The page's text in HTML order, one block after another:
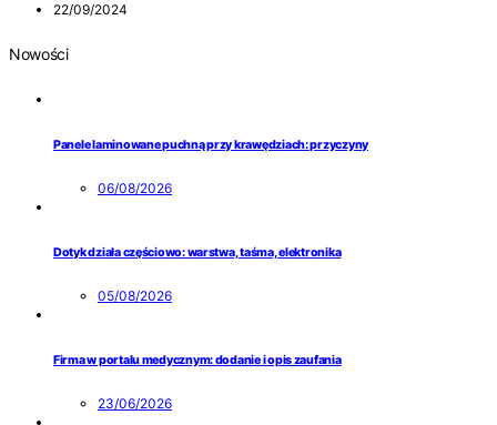
22/09/2024
Nowości
Panele laminowane puchną przy krawędziach: przyczyny
06/08/2026
Dotyk działa częściowo: warstwa, taśma, elektronika
05/08/2026
Firma w portalu medycznym: dodanie i opis zaufania
23/06/2026